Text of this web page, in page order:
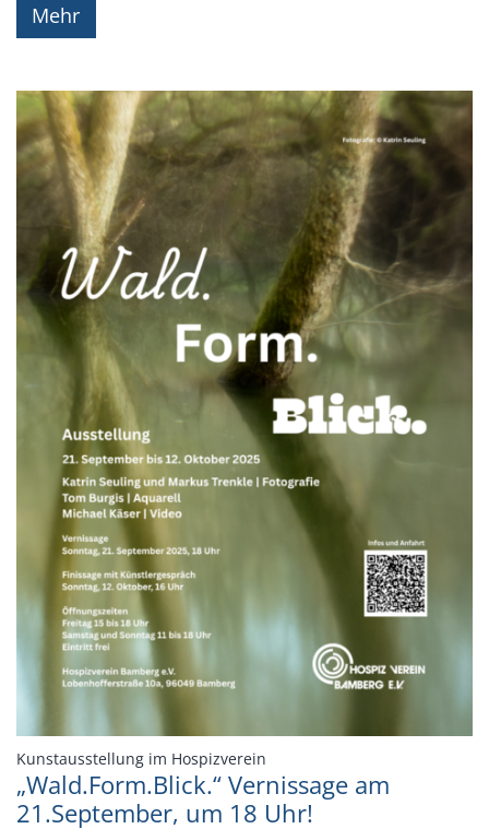
Mehr
Kunstausstellung im Hospizverein
„Wald.Form.Blick.“ Vernissage am
21.September, um 18 Uhr!